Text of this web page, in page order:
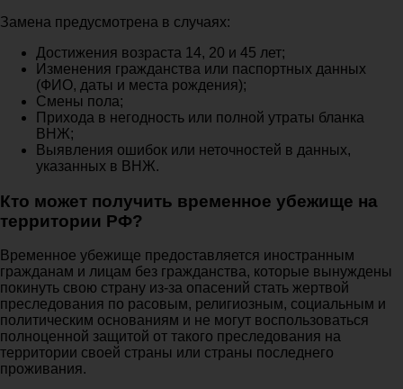
Замена предусмотрена в случаях:
Достижения возраста 14, 20 и 45 лет;
Изменения гражданства или паспортных данных
(ФИО, даты и места рождения);
Смены пола;
Прихода в негодность или полной утраты бланка
ВНЖ;
Выявления ошибок или неточностей в данных,
указанных в ВНЖ.
Кто может получить временное убежище на
территории РФ?
Временное убежище предоставляется иностранным
гражданам и лицам без гражданства, которые вынуждены
покинуть свою страну из-за опасений стать жертвой
преследования по расовым, религиозным, социальным и
политическим основаниям и не могут воспользоваться
полноценной защитой от такого преследования на
территории своей страны или страны последнего
проживания.